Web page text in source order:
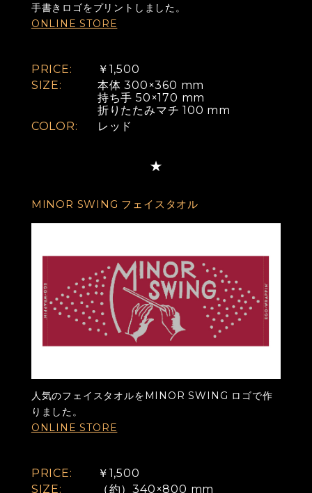
手書きロゴをプリントしました。
ONLINE STORE
PRICE:
￥1,500
SIZE:
本体 300×360 mm
持ち手 50×170 mm
折りたたみマチ 100 mm
COLOR:
レッド
MINOR SWING フェイスタオル
人気のフェイスタオルをMINOR SWING ロゴで作
りました。
ONLINE STORE
PRICE:
￥1,500
SIZE:
（約）340×800 mm